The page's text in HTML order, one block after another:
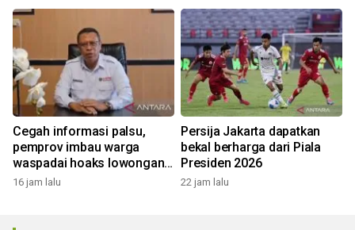
Cegah informasi palsu,
pemprov imbau warga
waspadai hoaks lowongan
kerja Blok Masela
16 jam lalu
Persija Jakarta dapatkan
bekal berharga dari Piala
Presiden 2026
22 jam lalu